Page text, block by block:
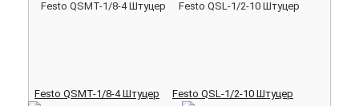
Festo QSMT-1/8-4 Штуцер Festo QSL-1/2-10 Штуцер